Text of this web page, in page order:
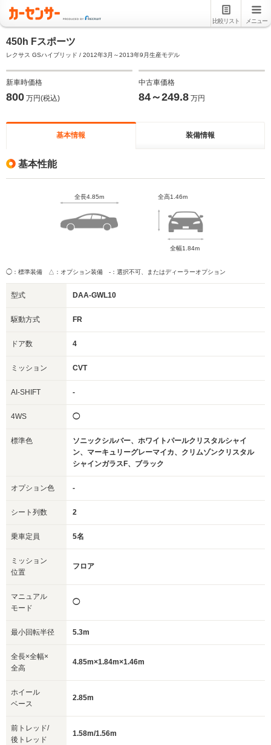
比較リスト メニュー
450h Fスポーツ
レクサス GSハイブリッド / 2012年3月～2013年9月生産モデル
新車時価格
800 万円(税込)
中古車価格
84～249.8 万円
基本情報 装備情報
基本性能
全長4.85m 全高1.46m
全幅1.84m
◯：標準装備 △：オプション装備 -：選択不可、またはディーラーオプション
型式 DAA-GWL10
駆動方式 FR
ドア数 4
ミッション CVT
AI-SHIFT -
4WS ◯
標準色
ソニックシルバー、ホワイトパールクリスタルシャイ
ン、マーキュリーグレーマイカ、クリムゾンクリスタル
シャインガラスF、ブラック
オプション色 -
シート列数 2
乗車定員 5名
ミッション
位置
フロア
マニュアル
モード
◯
最小回転半径 5.3m
全長×全幅×
全高
4.85m×1.84m×1.46m
ホイール
ベース
2.85m
前トレッド/
後トレッド
1.58m/1.56m